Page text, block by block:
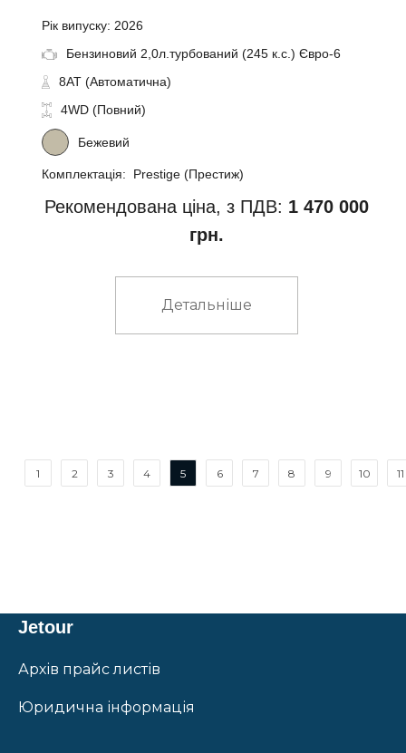
Рік випуску: 2026
Бензиновий 2,0л.турбований (245 к.с.) Євро-6
8AT (Автоматична)
4WD (Повний)
Бежевий
Комплектація: Prestige (Престиж)
Рекомендована ціна, з ПДВ: 1 470 000
грн.
Детальніше
1 2 3 4 5 6 7 8 9 10 11
Jetour
Архів прайс листів
Юридична інформація